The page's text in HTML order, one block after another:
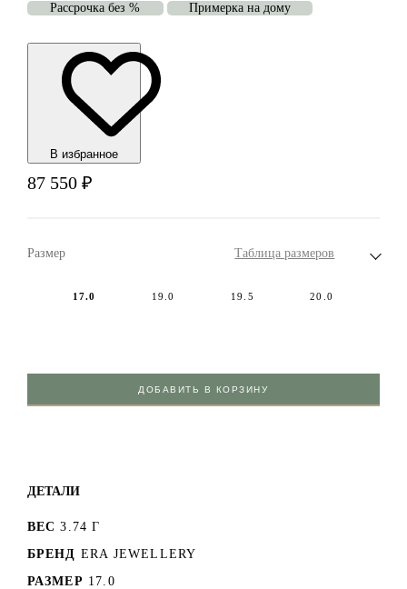
Рассрочка без % Примерка на дому
В избранноe
87 550 ₽
Размер Таблица размеров
17.0 19.0 19.5 20.0
ДОБАВИТЬ В КОРЗИНУ
ДЕТАЛИ
ВЕС 3.74 Г
БРЕНД ERA JEWELLERY
РАЗМЕР 17.0